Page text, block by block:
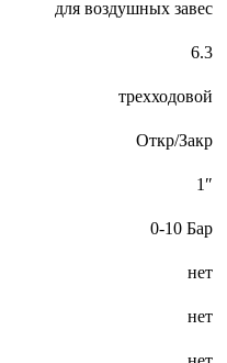
для воздушных завес
6.3
трехходовой
Откр/Закр
1″
0-10 Бар
нет
нет